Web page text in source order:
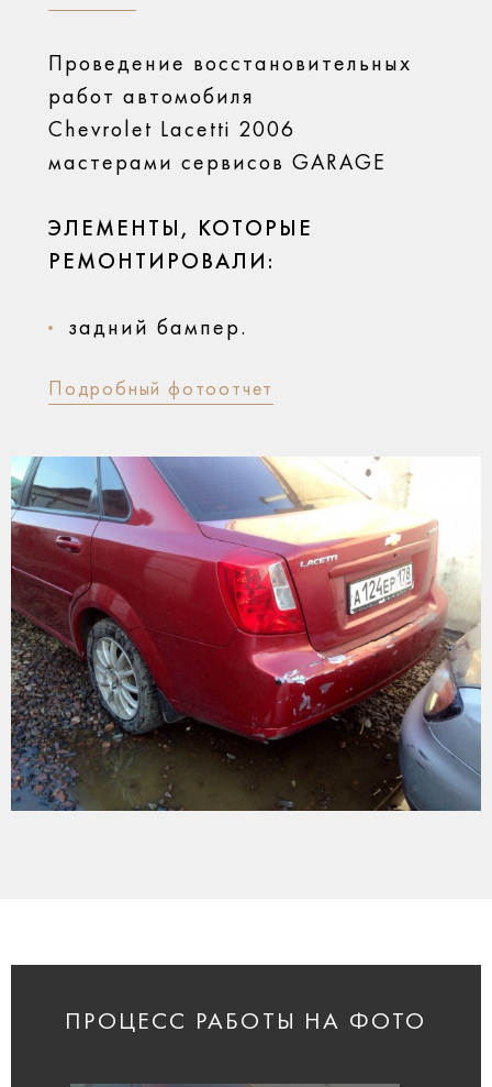
Проведение восстановительных
работ автомобиля
Chevrolet Lacetti 2006
мастерами сервисов GARAGE
ЭЛЕМЕНТЫ, КОТОРЫЕ
РЕМОНТИРОВАЛИ:
задний бампер.
Подробный фотоотчет
ПРОЦЕСС РАБОТЫ НА ФОТО